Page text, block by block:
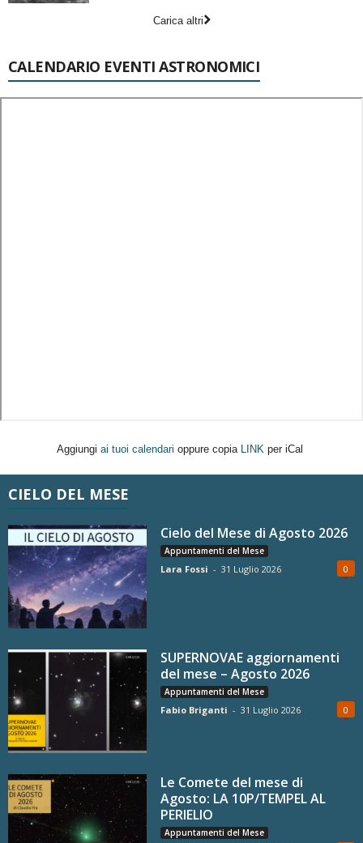
Carica altri
CALENDARIO EVENTI ASTRONOMICI
Aggiungi ai tuoi calendari oppure copia LINK per iCal
CIELO DEL MESE
Cielo del Mese di Agosto 2026
Appuntamenti del Mese
Lara Fossi - 31 Luglio 2026 0
SUPERNOVAE aggiornamenti
del mese – Agosto 2026
Appuntamenti del Mese
Fabio Briganti - 31 Luglio 2026 0
Le Comete del mese di
Agosto: LA 10P/TEMPEL AL
PERIELIO
Appuntamenti del Mese